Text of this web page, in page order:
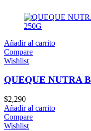
Añadir al carrito
Compare
Wishlist
QUEQUE NUTRA
$2,290
Añadir al carrito
Compare
Wishlist